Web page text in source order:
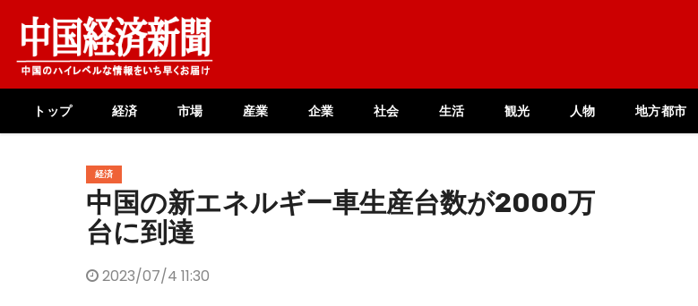
content
トップ 経済 市場 産業 企業 社会 生活 観光 人物 地方都市
経済
中国の新エネルギー車生産台数が2000万
台に到達
2023/07/4 11:30